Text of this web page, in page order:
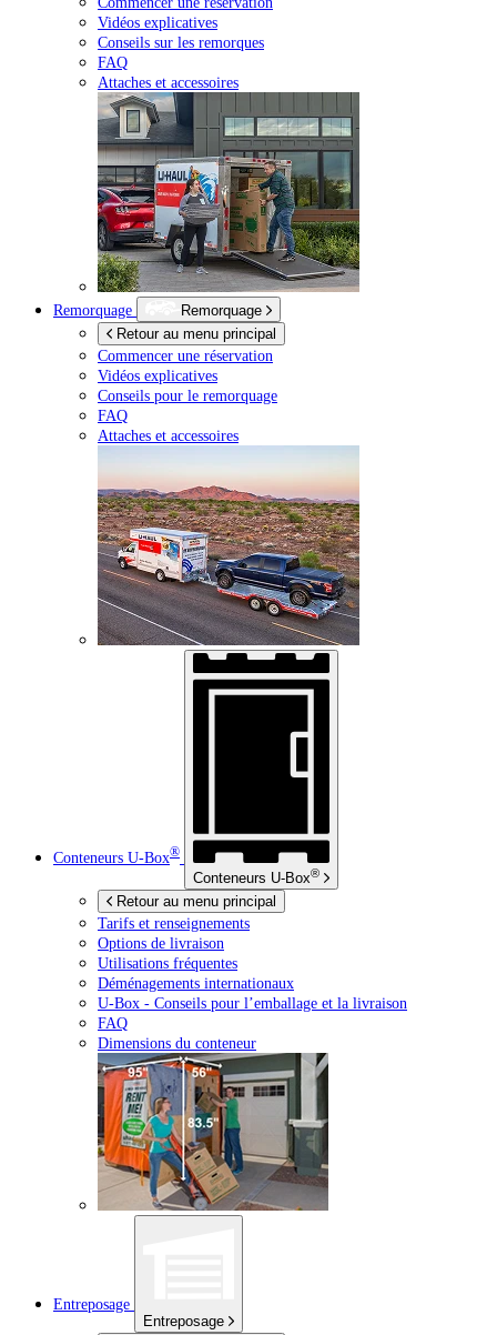
Vidéos explicatives
Conseils sur les remorques
FAQ
Attaches et accessoires
Remorquage
Remorquage
Retour au menu principal
Commencer une réservation
Vidéos explicatives
Conseils pour le remorquage
FAQ
Attaches et accessoires
Conteneurs U-Box®
Conteneurs U-Box®
Retour au menu principal
Tarifs et renseignements
Options de livraison
Utilisations fréquentes
Déménagements internationaux
U-Box - Conseils pour l’emballage et la livraison
FAQ
Dimensions du conteneur
Entreposage
Entreposage